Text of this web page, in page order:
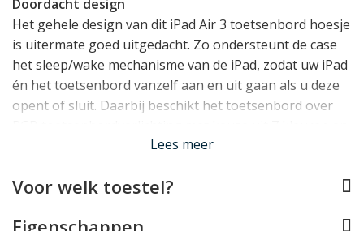
Doordacht design
Het gehele design van dit iPad Air 3 toetsenbord hoesje
is uitermate goed uitgedacht. Zo ondersteunt de case
het sleep/wake mechanisme van de iPad, zodat uw iPad
én het toetsenbord vanzelf aan en uit gaan als u deze
opent of sluit. Daarbij beschikt het toetsenbord over
10 helderheidsniveaus. Aan de zijkant zit een lus waar u
opbergen.
Hoogwaardig QWERTY toetsenbord
Lees meer
Voor welk toestel?
Eigenschappen